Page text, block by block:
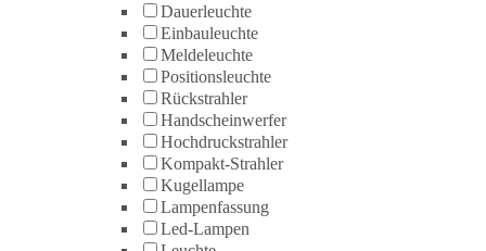
Dauerleuchte
Einbauleuchte
Meldeleuchte
Positionsleuchte
Rückstrahler
Handscheinwerfer
Hochdruckstrahler
Kompakt-Strahler
Kugellampe
Lampenfassung
Led-Lampen